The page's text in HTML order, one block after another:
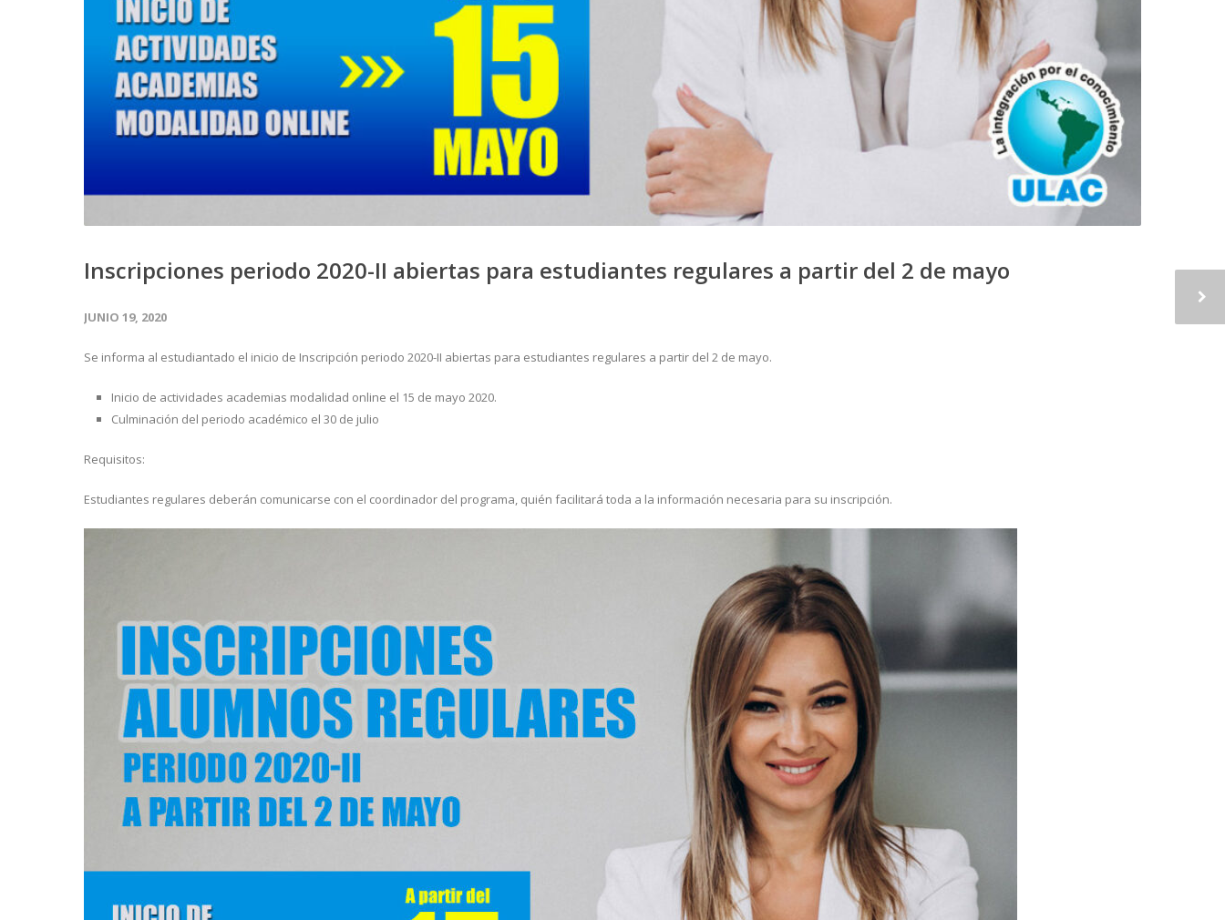
Inscripciones periodo 2020-II abiertas para estudiantes regulares a partir del 2 de mayo
JUNIO 19, 2020
Se informa al estudiantado el inicio de Inscripción periodo 2020-II abiertas para estudiantes regulares a partir del 2 de mayo.
Inicio de actividades academias modalidad online el 15 de mayo 2020.
Culminación del periodo académico el 30 de julio
Requisitos:
Estudiantes regulares deberán comunicarse con el coordinador del programa, quién facilitará toda a la información necesaria para su inscripción.